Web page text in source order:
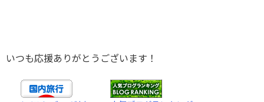
いつも応援ありがとうございます！